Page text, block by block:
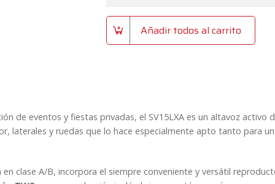
Añadir todos al carrito
de eventos y fiestas privadas, el SV15LXA es un altavoz activo
laterales y ruedas que lo hace especialmente apto tanto para
clase A/B, incorpora el siempre conveniente y versátil